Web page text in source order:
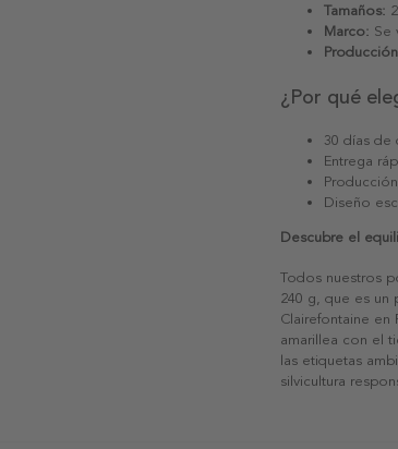
Tamaños:
Marco: Se
¿Por qué
30 días de
Entrega
Diseño
Descubre el
Todos nuestros
240 g, que es un
Clairefontaine en
amarillea con el
las etiquetas
silvicultura